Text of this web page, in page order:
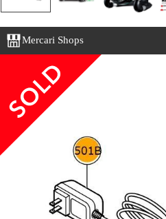
Mercari Shops